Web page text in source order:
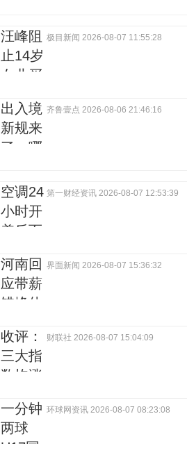
判
口超30
万亿元
汪峰阻
止14岁
女儿买
牌，“孩
子应该
易”，
称自己
买衣服
在淘宝
极目新闻 2026-08-07 11:55:28
出入境
新规来
了，哪
被“拦
住”？
齐鲁壹点 2026-08-06 21:46:16
空调24
小时开
着反而
电？电
力部门
第一财经资讯 2026-08-07 12:53:39
河南回
应带薪
错峰休
引争
议：程
不规
范，待
修改后
界面新闻 2026-08-07 15:36:32
收评：
三大指
数均涨
创新
药、
财联社 2026-08-07 15:04:09
一分钟
两球
U17国
环球网资讯 2026-08-07 08:23:08